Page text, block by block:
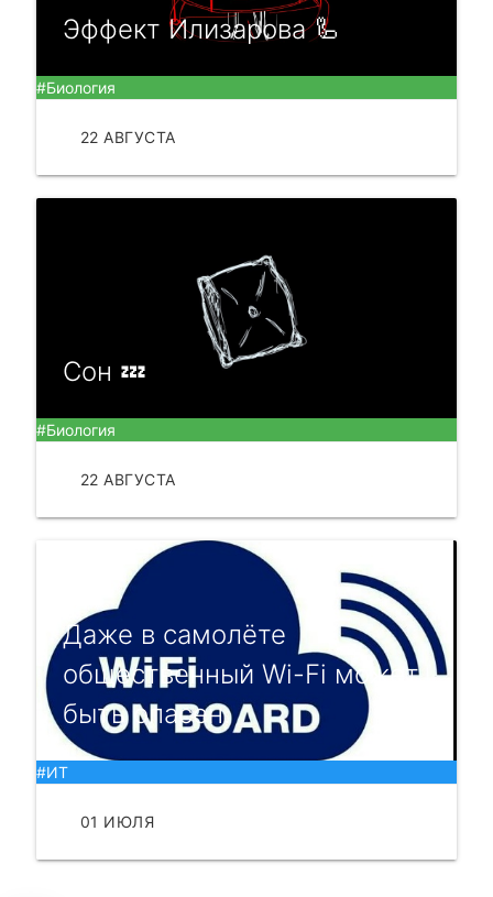
Эффект Илизарова 🦾
#Биология
22 АВГУСТА
Сон 💤
#Биология
22 АВГУСТА
Даже в самолёте
общественный Wi-Fi может
быть опасен.
#ИТ
01 ИЮЛЯ